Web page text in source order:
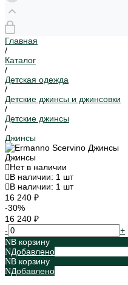
Главная
/
Каталог
/
Детская одежда
/
Детские джинсы и джинсовки
/
Детские джинсы
/
Джинсы
Джинсы
Нет в наличии
В наличии: 1 шт
В наличии: 1 шт
16 240 ₽
-30%
16 240 ₽
-
+
В корзину
Добавлено
В корзину
Добавлено